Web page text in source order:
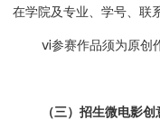
在学院及专业、学号、联
ⅵ参赛作品须为原创作
（三）招生微电影创